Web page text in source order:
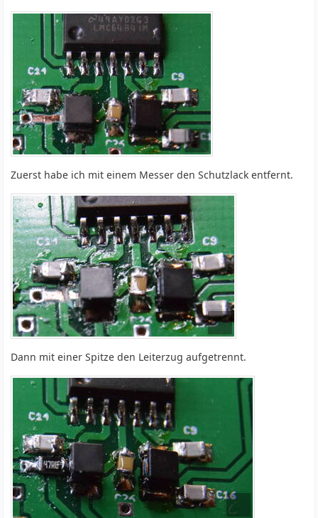
Zuerst habe ich mit einem Messer den Schutzlack entfernt.
Dann mit einer Spitze den Leiterzug aufgetrennt.